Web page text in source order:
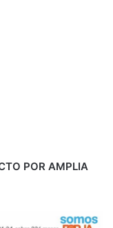
POR AMPLIA